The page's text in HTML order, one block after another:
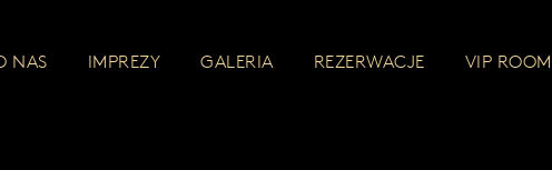
NAS IMPREZY GALERIA REZERWACJE VIP ROOM